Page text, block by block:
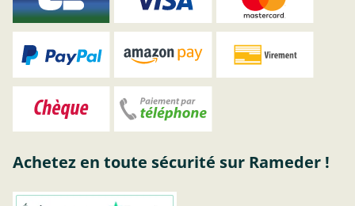
Achetez en toute sécurité sur Rameder !